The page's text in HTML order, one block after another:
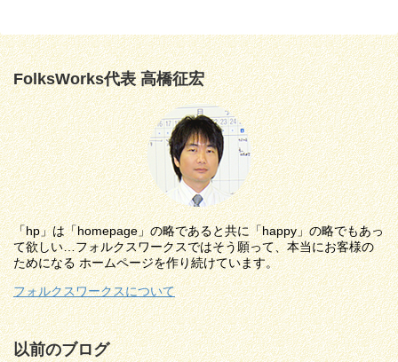
FolksWorks代表 高橋征宏
「hp」は「homepage」の略であると共に「happy」の略でもあっ
て欲しい…フォルクスワークスではそう願って、本当にお客様の
ためになる ホームページを作り続けています。
フォルクスワークスについて
以前のブログ